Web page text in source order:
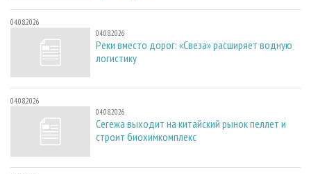
04.08.2026
04.08.2026
Реки вместо дорог: «Свеза» расширяет водную
логистику
04.08.2026
04.08.2026
Сегежа выходит на китайский рынок пеллет и
строит биохимкомплекс